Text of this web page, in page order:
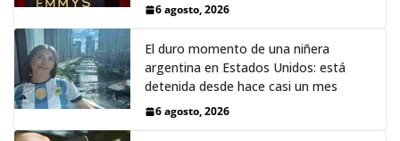
6 agosto, 2026
El duro momento de una niñera
argentina en Estados Unidos: está
detenida desde hace casi un mes
6 agosto, 2026